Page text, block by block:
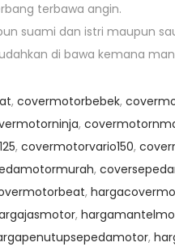
terbawa angin.
suami dan istri maupun
di bawa kemana
, covermotorbebek,
,
, covermotorvario150,
,
,
,
,